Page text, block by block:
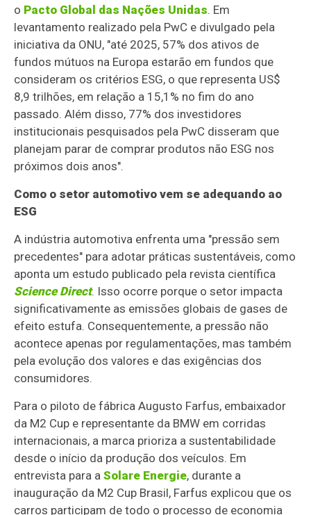
o Pacto Global das Nações Unidas. Em
levantamento realizado pela PwC e divulgado pela
iniciativa da ONU, "até 2025, 57% dos ativos de
fundos mútuos na Europa estarão em fundos que
consideram os critérios ESG, o que representa US$
8,9 trilhões, em relação a 15,1% no fim do ano
passado. Além disso, 77% dos investidores
institucionais pesquisados pela PwC disseram que
planejam parar de comprar produtos não ESG nos
próximos dois anos".
Como o setor automotivo vem se adequando ao
ESG
A indústria automotiva enfrenta uma "pressão sem
precedentes" para adotar práticas sustentáveis, como
aponta um estudo publicado pela revista científica
Science Direct. Isso ocorre porque o setor impacta
significativamente as emissões globais de gases de
efeito estufa. Consequentemente, a pressão não
acontece apenas por regulamentações, mas também
pela evolução dos valores e das exigências dos
consumidores.
Para o piloto de fábrica Augusto Farfus, embaixador
da M2 Cup e representante da BMW em corridas
internacionais, a marca prioriza a sustentabilidade
desde o início da produção dos veículos. Em
entrevista para aSolare Energie, durante a
inauguração da M2 Cup Brasil, Farfus explicou que os
carros participam de todo o processo de economia